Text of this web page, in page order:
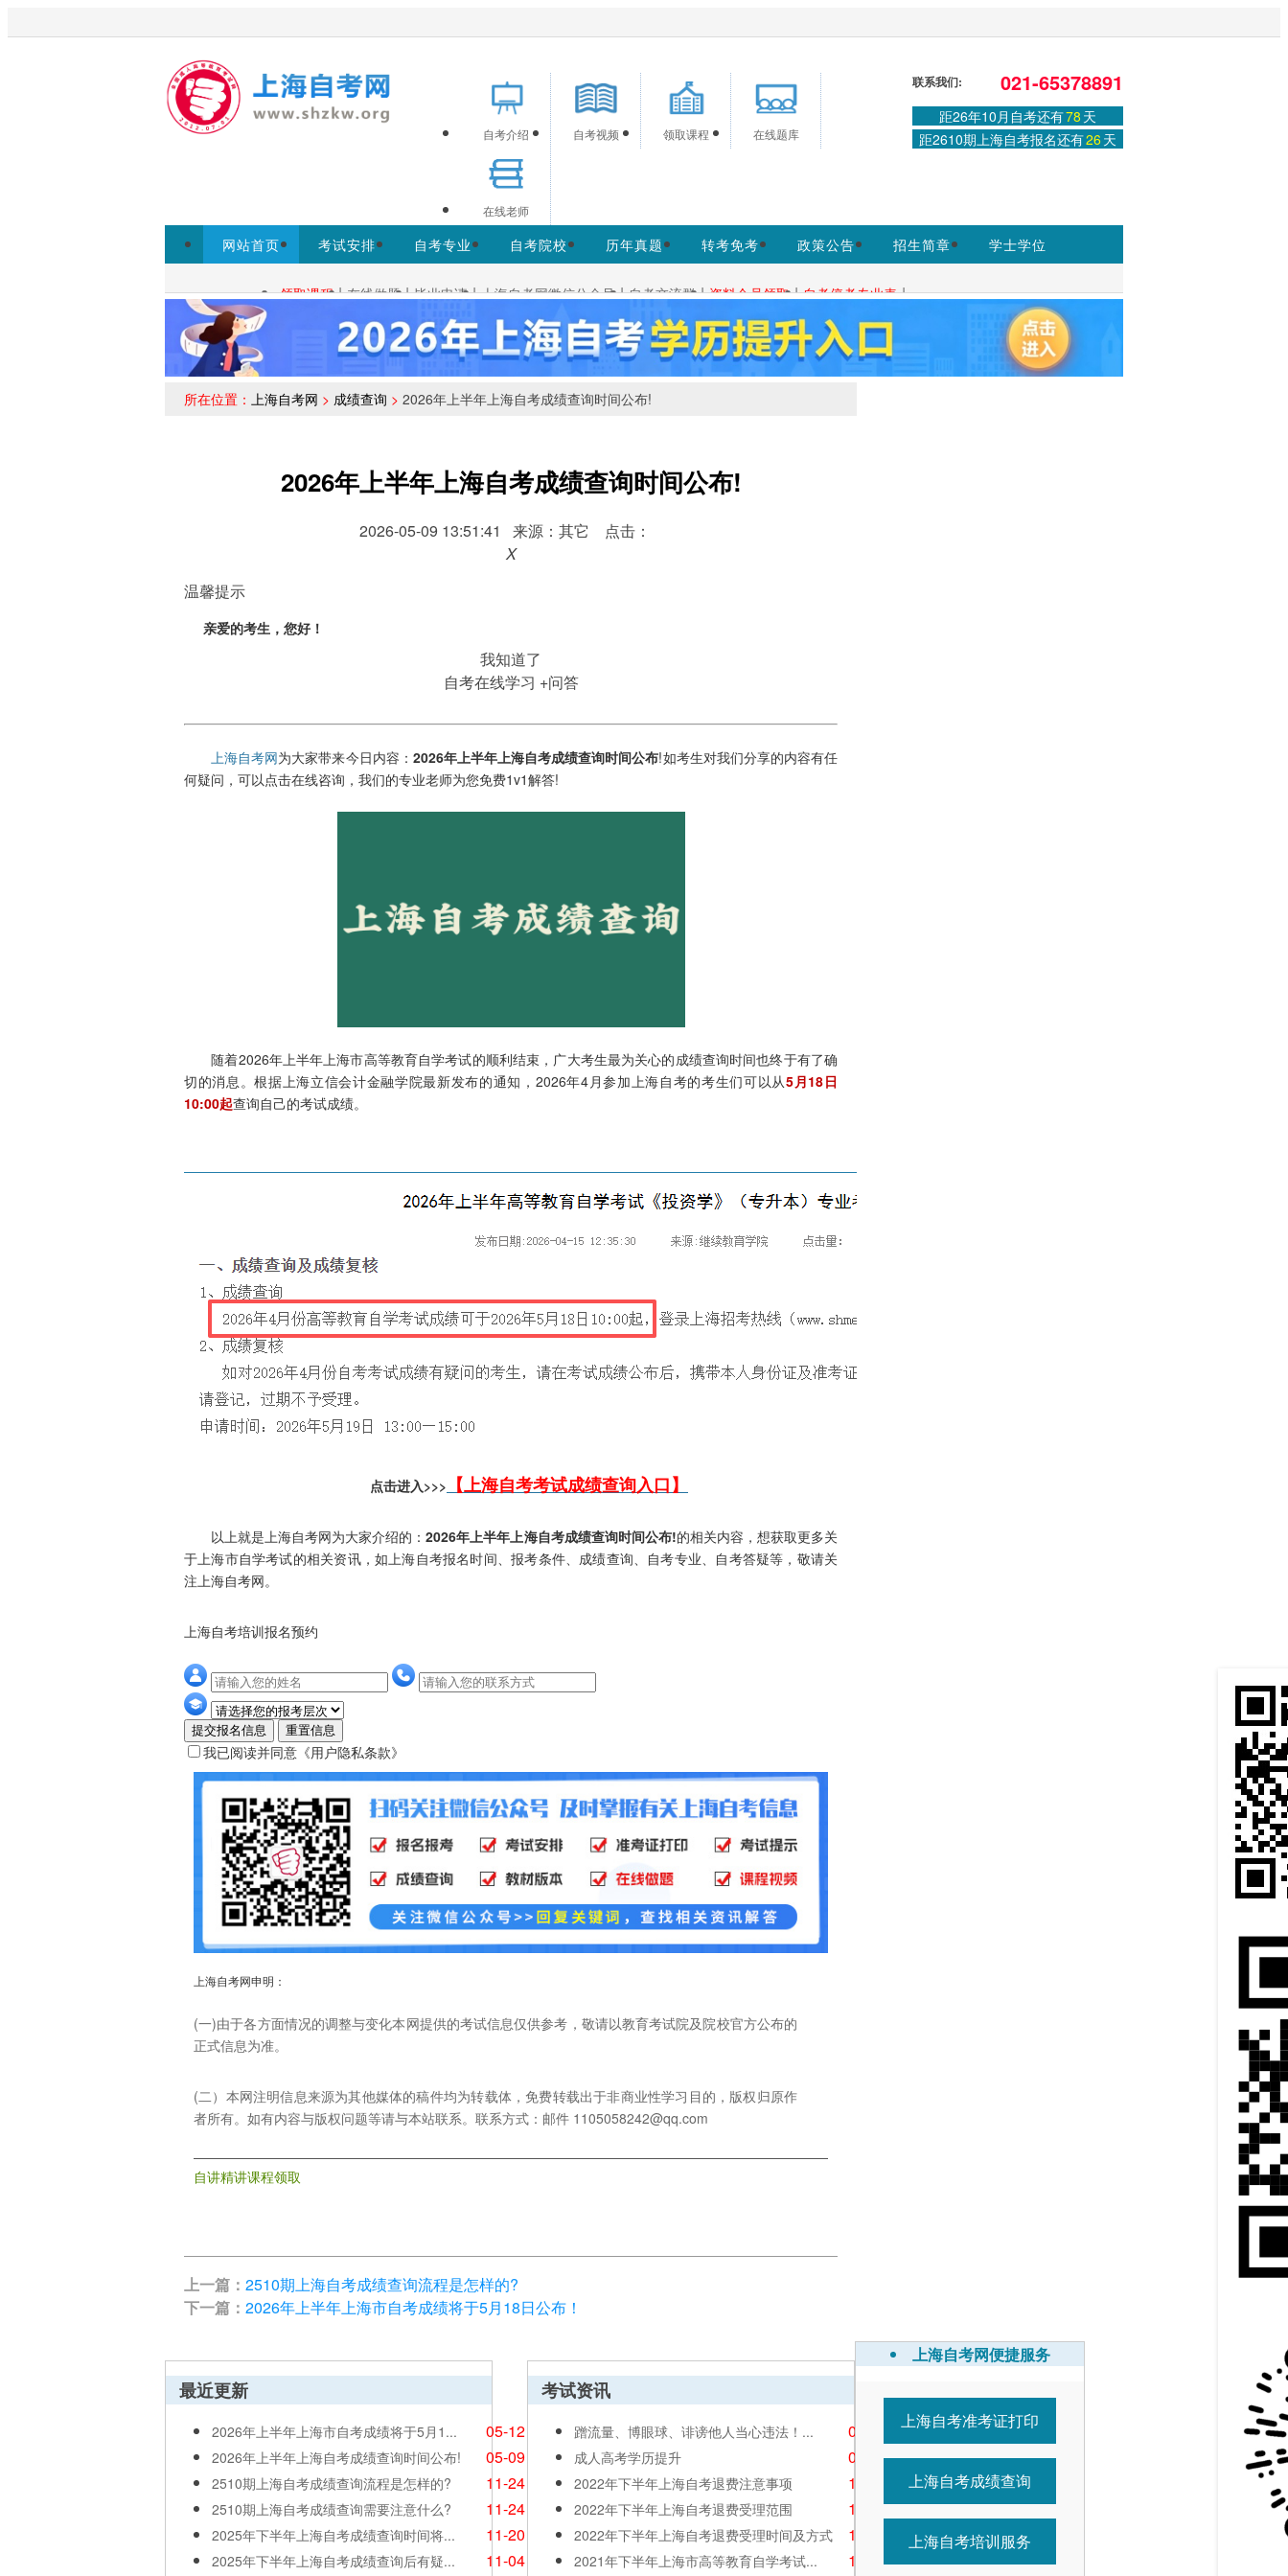
欢迎来到上海启课自考网！为考生提供上海自考信息服务，供学习交流使用，非政府官方网站，官方信息以上海教育考试院www.shmeea.edu.cn为准。
或注册|学习中心
自考介绍 自考视频 领取课程 在线题库
在线老师
联系我们: 021-65378891
距26年10月自考还有78 天
距2610期上海自考报名还有26 天
网站首页 考试安排 自考专业 自考院校 历年真题 转考免考 政策公告 招生简章
学士学位
自考查询：
领取课程 | 在线做题 | 毕业申请 | 上海自考网微信公众号 | 自考交流群 | 资料会员领取 | 自考停考专业表 |
所在位置： 上海自考网 > 成绩查询 > 2026年上半年上海自考成绩查询时间公布!
2026年上半年上海自考成绩查询时间公布!
2026-05-09 13:51:41 来源：其它 点击：
X
温馨提示
亲爱的考生，您好！
我知道了
自考在线学习 +问答
上海自考网为大家带来今日内容： 2026年上半年上海自考成绩查询时间公布!如考生对我们分享的内容有任
何疑问，可以点击在线咨询，我们的专业老师为您免费1v1解答!
随着2026年上半年上海市高等教育自学考试的顺利结束，广大考生最为关心的成绩查询时间也终于有了确
切的消息。根据上海立信会计金融学院最新发布的通知，2026年4月参加上海自考的考生们可以从5月18日
10:00起查询自己的考试成绩。
点击进入>>> 【上海自考考试成绩查询入口】
以上就是上海自考网为大家介绍的：2026年上半年上海自考成绩查询时间公布!的相关内容，想获取更多关
于上海市自学考试的相关资讯，如上海自考报名时间、报考条件、成绩查询、自考专业、自考答疑等，敬请关
注上海自考网。
上海自考培训报名预约
提交报名信息 重置信息
我已阅读并同意 《用户隐私条款》
上海自考网申明：
(一)由于各方面情况的调整与变化本网提供的考试信息仅供参考，敬请以教育考试院及院校官方公布的
正式信息为准。
(二）本网注明信息来源为其他媒体的稿件均为转载体，免费转载出于非商业性学习目的，版权归原作
者所有。如有内容与版权问题等请与本站联系。联系方式：邮件 1105058242@qq.com
自讲精讲课程领取
上一篇： 2510期上海自考成绩查询流程是怎样的?
下一篇： 2026年上半年上海市自考成绩将于5月18日公布！
最近更新
2026年上半年上海市自考成绩将于5月1... 05-12
2026年上半年上海自考成绩查询时间公布! 05-09
2510期上海自考成绩查询流程是怎样的? 11-24
2510期上海自考成绩查询需要注意什么? 11-24
2025年下半年上海自考成绩查询时间将... 11-20
2025年下半年上海自考成绩查询后有疑... 11-04
考试资讯
蹭流量、博眼球、诽谤他人当心违法！... 05-11
成人高考学历提升 07-21
2022年下半年上海自考退费注意事项 11-01
2022年下半年上海自考退费受理范围 11-01
2022年下半年上海自考退费受理时间及方式 11-01
2021年下半年上海市高等教育自学考试... 10-25
上海自考网便捷服务
上海自考准考证打印
上海自考成绩查询
上海自考培训服务